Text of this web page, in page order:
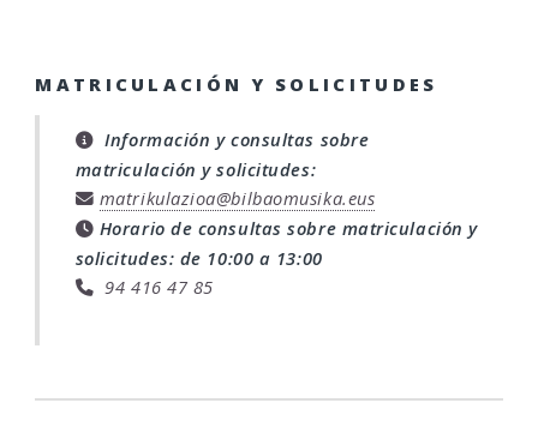
MATRICULACIÓN Y SOLICITUDES
Información y consultas sobre
matriculación y solicitudes:
matrikulazioa@bilbaomusika.eus
Horario de consultas sobre matriculación y
solicitudes: de 10:00 a 13:00
94 416 47 85